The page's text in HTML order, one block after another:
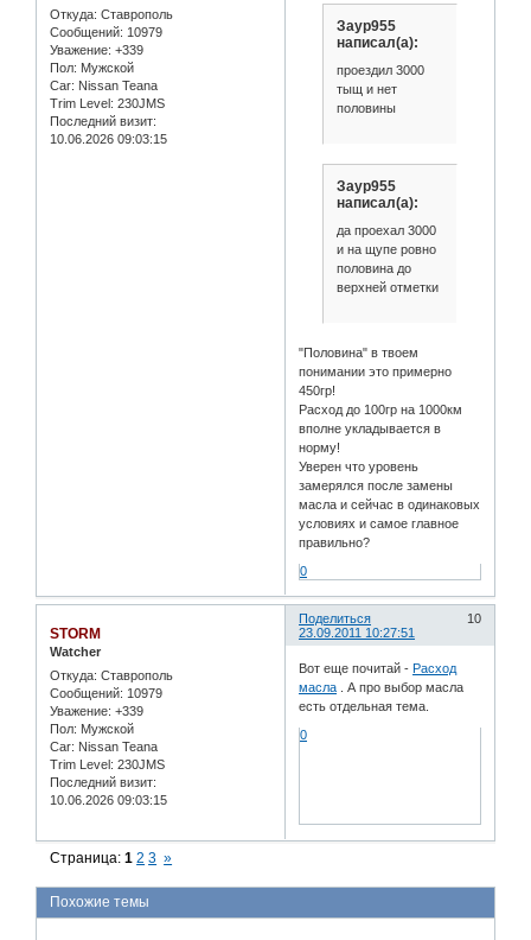
Откуда: Ставрополь
Сообщений: 10979
Уважение: +339
Пол: Мужской
Car: Nissan Teana
Trim Level: 230JMS
Последний визит:
10.06.2026 09:03:15
Заур955
написал(а):
проездил 3000
тыщ и нет
половины
Заур955
написал(а):
да проехал 3000
и на щупе ровно
половина до
верхней отметки
"Половина" в твоем
понимании это примерно
450гр!
Расход до 100гр на 1000км
вполне укладывается в
норму!
Уверен что уровень
замерялся после замены
масла и сейчас в одинаковых
условиях и самое главное
правильно?
0
Поделиться
10
23.09.2011 10:27:51
STORM
Watcher
Откуда: Ставрополь
Сообщений: 10979
Уважение: +339
Пол: Мужской
Car: Nissan Teana
Trim Level: 230JMS
Последний визит:
10.06.2026 09:03:15
Вот еще почитай -Расход
масла . А про выбор масла
есть отдельная тема.
0
Страница:1 2 3 »
Похожие темы